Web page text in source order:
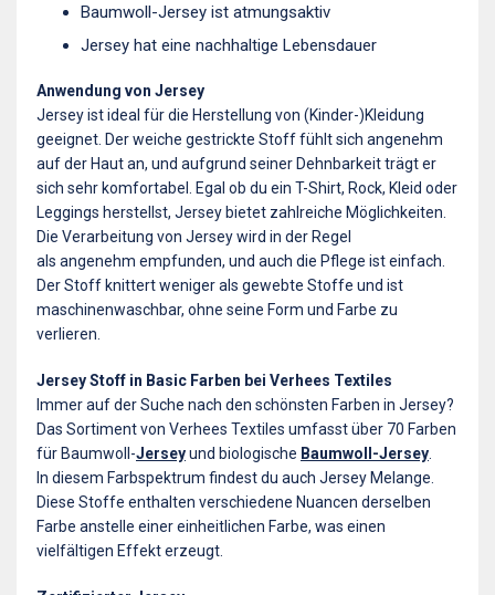
Baumwoll-Jersey ist atmungsaktiv
Jersey hat eine nachhaltige Lebensdauer
Anwendung von Jersey
Jersey ist ideal für die Herstellung von (Kinder-)Kleidung
geeignet. Der weiche gestrickte Stoff fühlt sich angenehm
auf der Haut an, und aufgrund seiner Dehnbarkeit trägt er
sich sehr komfortabel. Egal ob du ein T-Shirt, Rock, Kleid oder
Leggings herstellst, Jersey bietet zahlreiche Möglichkeiten.
Die Verarbeitung von Jersey wird in der Regel
als angenehm empfunden, und auch die Pflege ist einfach.
Der Stoff knittert weniger als gewebte Stoffe und ist
maschinenwaschbar, ohne seine Form und Farbe zu
verlieren.
Jersey Stoff in Basic Farben bei Verhees Textiles
Immer auf der Suche nach den schönsten Farben in Jersey?
Das Sortiment von Verhees Textiles umfasst über 70 Farben
für Baumwoll-Jerseyund biologische Baumwoll-Jersey
In diesem Farbspektrum findest du auch Jersey Melange.
Diese Stoffe enthalten verschiedene Nuancen derselben
Farbe anstelle einer einheitlichen Farbe, was einen
vielfältigen Effekt erzeugt.